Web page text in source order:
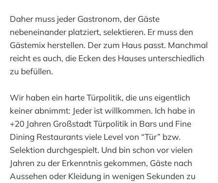
Daher muss jeder Gastronom, der Gäste
nebeneinander platziert, selektieren. Er muss den
Gästemix herstellen. Der zum Haus passt. Manchmal
reicht es auch, die Ecken des Hauses unterschiedlich
zu befüllen.
Wir haben ein harte Türpolitik, die uns eigentlich
keiner abnimmt: Jeder ist willkommen. Ich habe in
+20 Jahren Großstadt Türpolitik in Bars und Fine
Dining Restaurants viele Level von “Tür” bzw.
Selektion durchgespielt. Und bin schon vor vielen
Jahren zu der Erkenntnis gekommen, Gäste nach
Aussehen oder Kleidung in wenigen Sekunden zu